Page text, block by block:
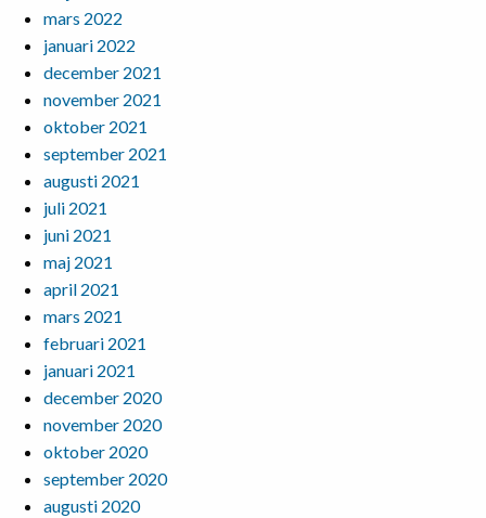
mars 2022
januari 2022
december 2021
november 2021
oktober 2021
september 2021
augusti 2021
juli 2021
juni 2021
maj 2021
april 2021
mars 2021
februari 2021
januari 2021
december 2020
november 2020
oktober 2020
september 2020
augusti 2020